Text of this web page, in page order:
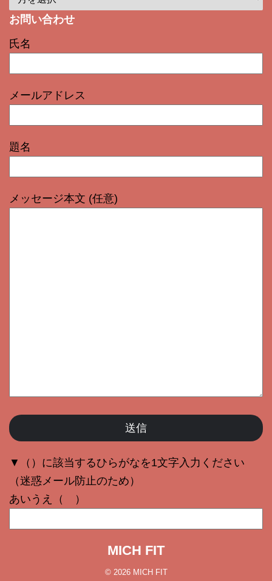
お問い合わせ
氏名
メールアドレス
題名
メッセージ本文 (任意)
▼（）に該当するひらがなを1文字入力ください
（迷惑メール防止のため）
あいうえ（ ）
MICH FIT
© 2026 MICH FIT